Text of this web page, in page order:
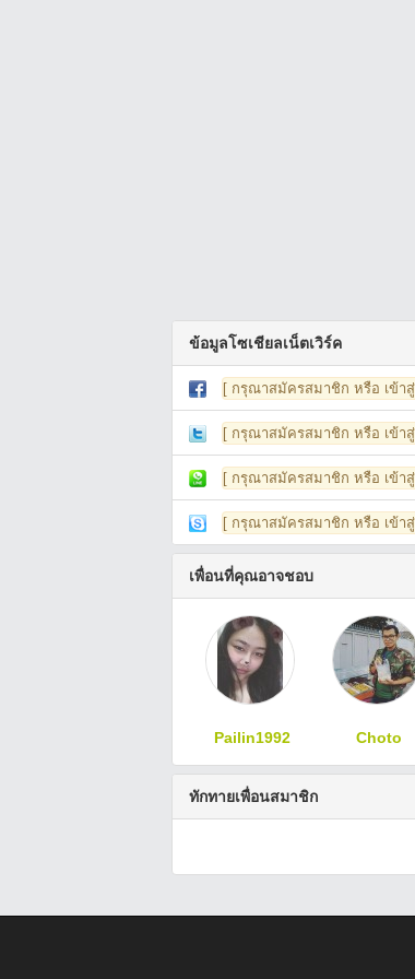
ข้อมูลโซเชียลเน็ตเวิร์ค
[ กรุณาสมัครสมาชิก หรือ เข้า
[ กรุณาสมัครสมาชิก หรือ เข้า
[ กรุณาสมัครสมาชิก หรือ เข้า
[ กรุณาสมัครสมาชิก หรือ เข้า
เพื่อนที่คุณอาจชอบ
Pailin1992 Choto
ทักทายเพื่อนสมาชิก